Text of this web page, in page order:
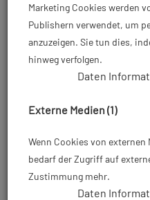
Artikelnr.: mar-415761master
ab8,85 €*
Marketing Cookies werden
Publishern verwendet, um
anzuzeigen. Sie tun dies,
hinweg verfolgen.
Daten
Externe Medien (1)
Wenn Cookies von
bedarf der Zugriff auf
Zustimmung mehr.
Daten